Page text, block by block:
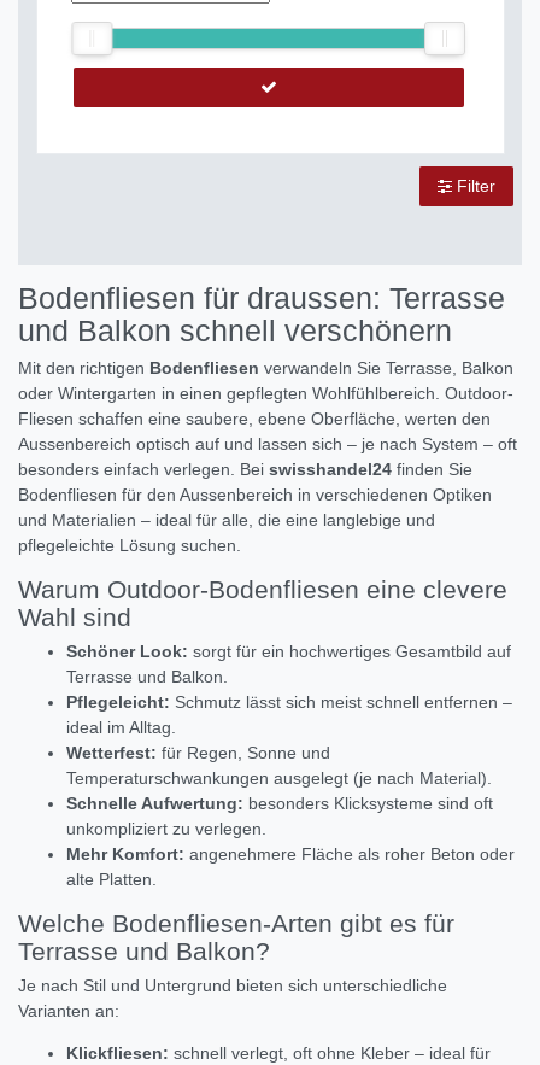
Filter
Bodenfliesen für draussen: Terrasse
und Balkon schnell verschönern
Mit den richtigen Bodenfliesen verwandeln Sie Terrasse, Balkon
oder Wintergarten in einen gepflegten Wohlfühlbereich. Outdoor-
Fliesen schaffen eine saubere, ebene Oberfläche, werten den
Aussenbereich optisch auf und lassen sich – je nach System – oft
besonders einfach verlegen. Bei swisshandel24 finden Sie
Bodenfliesen für den Aussenbereich in verschiedenen Optiken
und Materialien – ideal für alle, die eine langlebige und
pflegeleichte Lösung suchen.
Warum Outdoor-Bodenfliesen eine clevere
Wahl sind
Schöner Look: sorgt für ein hochwertiges Gesamtbild auf
Terrasse und Balkon.
Pflegeleicht: Schmutz lässt sich meist schnell entfernen –
ideal im Alltag.
Wetterfest: für Regen, Sonne und
Temperaturschwankungen ausgelegt (je nach Material).
Schnelle Aufwertung: besonders Klicksysteme sind oft
unkompliziert zu verlegen.
Mehr Komfort: angenehmere Fläche als roher Beton oder
alte Platten.
Welche Bodenfliesen-Arten gibt es für
Terrasse und Balkon?
Je nach Stil und Untergrund bieten sich unterschiedliche
Varianten an:
Klickfliesen: schnell verlegt, oft ohne Kleber – ideal für